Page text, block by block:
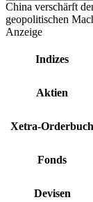
China verschärft
geopolitischen
Anzeige
Indizes
Aktien
Xetra-Orderbuch
Fonds
Devisen